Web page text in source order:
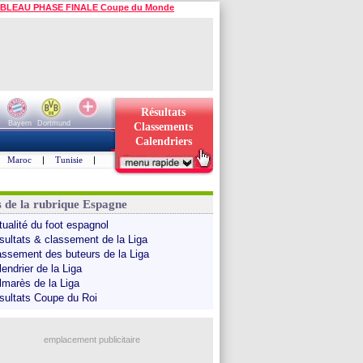
PHASE FINALE Coupe du Monde
Bayern
Dortmund
Résultats
Classements
Calendriers
Maroc | Tunisie |
de la rubrique Espagne
du foot espagnol
& classement de la Liga
des buteurs de la Liga
de la Liga
de la Liga
Coupe du Roi
emplacement publicitaire